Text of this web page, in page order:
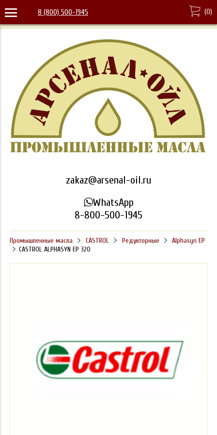
8 (800) 500-1945 (0)
zakaz@arsenal-oil.ru
WhatsApp
8-800-500-1945
Промышленные масла CASTROL Редукторные
Alphasyn EP
CASTROL ALPHASYN EP 320